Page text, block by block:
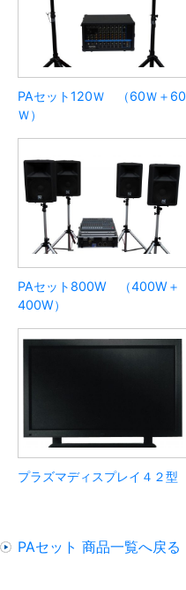
PAセット120Ｗ （60Ｗ＋60
Ｗ）
PAセット800W （400W＋
400W）
プラズマディスプレイ４２型
PAセット 商品一覧へ戻る